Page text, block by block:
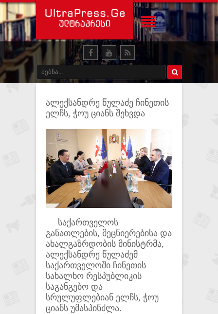
ალექსანდრე წულაძე ჩინეთის
ელჩს, ჭოუ ციანს შეხვდა
საქართველოს
განათლების, მეცნიერებისა და
ახალგაზრდობის მინისტრმა,
ალექსანდრე წულაძემ
საქართველოში ჩინეთის
სახალხო რესპუბლიკის
საგანგებო და
სრულუფლებიან ელჩს, ჭოუ
ციანს უმასპინძლა.